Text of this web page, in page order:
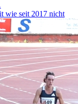
wie seit 2017 nicht